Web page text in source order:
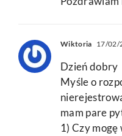
Wiktoria 17/02/
Dzień dobry
Myśle o
mam pare
1) Czy